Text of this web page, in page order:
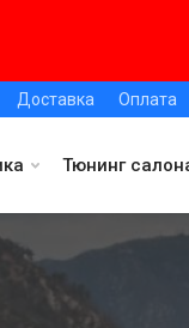
Доставка Оплата
Тюнинг